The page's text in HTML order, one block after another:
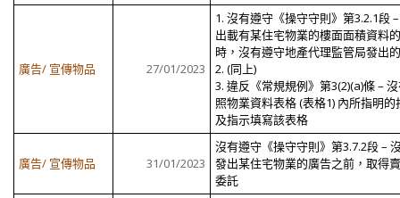
廣告/ 宣傳物品 27/01/2023
1. 沒有遵守《操守守則》第3.2.1段
出載有某住宅物業的樓面面積資料
時，沒有遵守地產代理監管局發出
2. (同上)
3. 違反《常規規例》第3(2)(a)條 –
照物業資料表格 (表格1) 內所指明的
及指示填寫該表格
廣告/ 宣傳物品 31/01/2023
沒有遵守《操守守則》第3.7.2段 –
發出某住宅物業的廣告之前，取得
委託